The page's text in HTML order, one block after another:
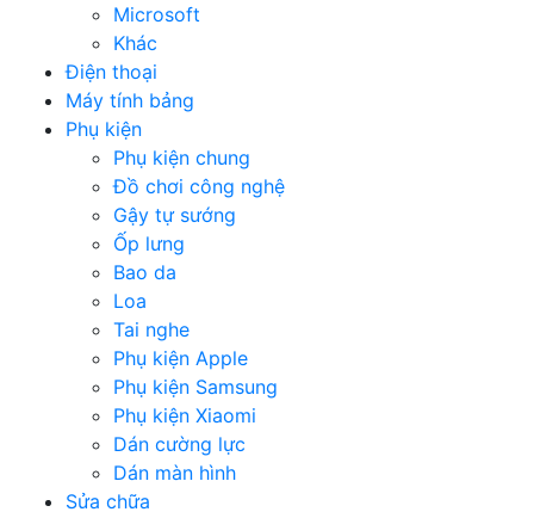
Microsoft
Khác
Điện thoại
Máy tính bảng
Phụ kiện
Phụ kiện chung
Đồ chơi công nghệ
Gậy tự sướng
Ốp lưng
Bao da
Loa
Tai nghe
Phụ kiện Apple
Phụ kiện Samsung
Phụ kiện Xiaomi
Dán cường lực
Dán màn hình
Sửa chữa